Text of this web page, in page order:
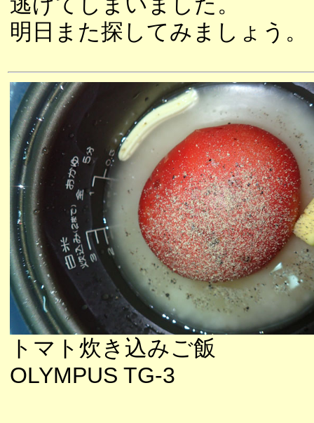
明日また探してみましょう。
トマト炊き込みご飯
OLYMPUS TG-3